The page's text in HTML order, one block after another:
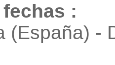
:
(España) -